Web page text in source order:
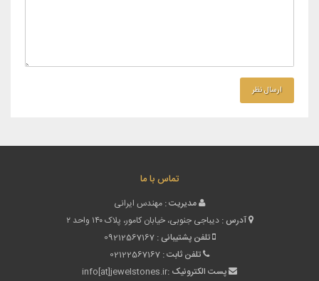
تماس با ما
مدیریت : مهندس ایرانی
آدرس : دیباجی جنوبی، خیابان کامور، پلاک ۱۴۰ واحد ۲
تلفن پشتیبانی : 09212567167
تلفن ثابت : 02122567167
پست الکترونیک :info[at]jewelstones.ir